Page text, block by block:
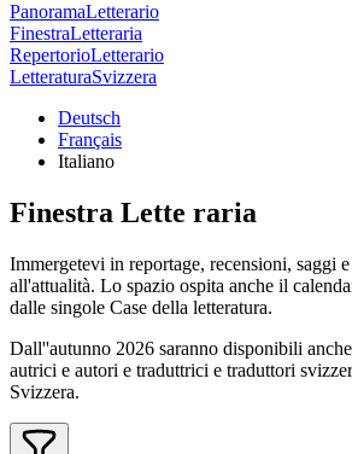
PanoramaLetterario
FinestraLetteraria
RepertorioLetterario
LetteraturaSvizzera
Deutsch
Français
Italiano
Finestra Lette raria
Immergetevi in reportage, recensioni, saggi
all'attualità. Lo spazio ospita anche il
dalle singole Case della letteratura.
Dall''autunno 2026 saranno disponibili
autrici e autori e traduttrici e traduttori
Svizzera.